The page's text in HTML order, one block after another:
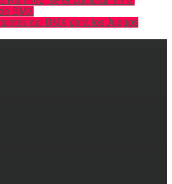
BMX
del BMX para los Juegos